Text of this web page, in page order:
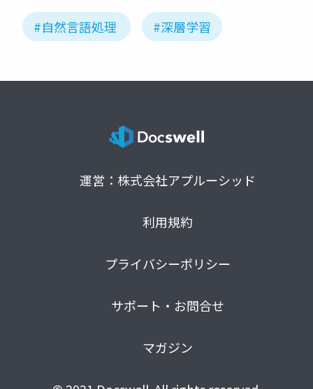
#自然言語処理 #深層学習
運営：株式会社アプルーシッド
利用規約
プライバシーポリシー
サポート・お問合せ
マガジン